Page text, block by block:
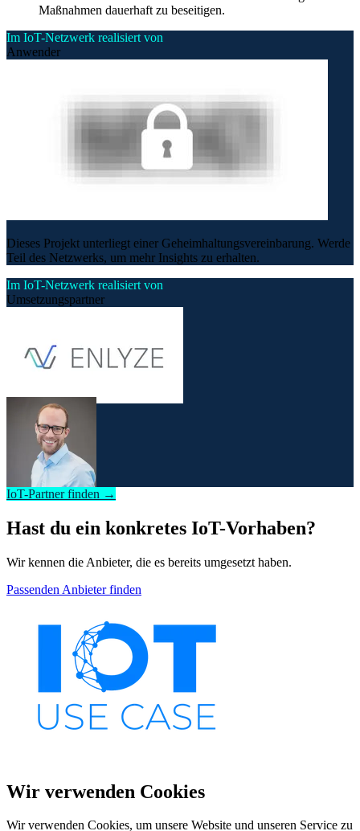
Maßnahmen dauerhaft zu beseitigen.
Im IoT-Netzwerk realisiert von
Anwender
Dieses Projekt unterliegt einer Geheimhaltungsvereinbarung. Werde
Teil des Netzwerks, um mehr Insights zu erhalten.
Im IoT-Netzwerk realisiert von
Umsetzungspartner
IoT-Partner finden →
Hast du ein konkretes IoT-Vorhaben?
Wir kennen die Anbieter, die es bereits umgesetzt haben.
Passenden Anbieter finden
Wir verwenden Cookies
Wir verwenden Cookies, um unsere Website und unseren Service zu